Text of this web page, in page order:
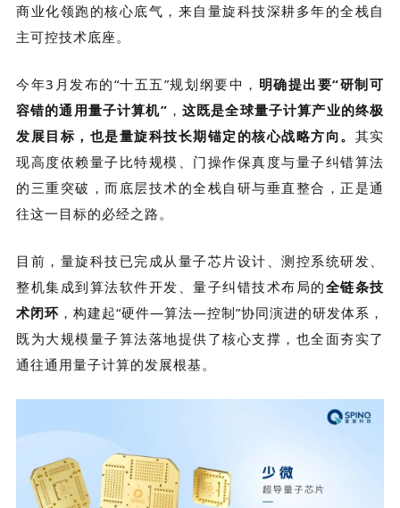
商业化领跑的核心底气，来自量旋科技深耕多年的全栈自
主可控技术底座。
今年3月发布的“十五五”规划纲要中， 明确提出要“研制可
容错的通用量子计算机” ， 这既是全球量子计算产业的终极
发展目标，也是量旋科技长期锚定的核心战略方向。 其实
现高度依赖量子比特规模、门操作保真度与量子纠错算法
的三重突破，而底层技术的全栈自研与垂直整合，正是通
往这一目标的必经之路。
目前，量旋科技已完成从量子芯片设计、测控系统研发、
整机集成到算法软件开发、量子纠错技术布局的全链条技
术闭环 ，构建起“硬件—算法—控制”协同演进的研发体系，
既为大规模量子算法落地提供了核心支撑，也全面夯实了
通往通用量子计算的发展根基。